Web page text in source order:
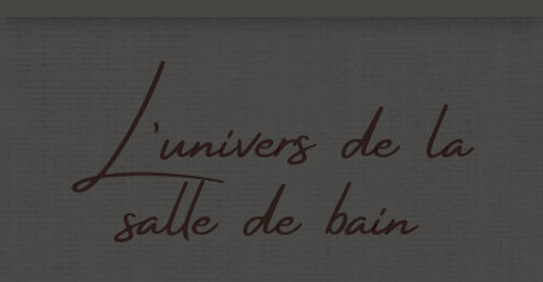
L’univers de la
salle de bain